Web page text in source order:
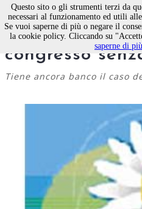
La Margherita
congresso
Tiene ancora banco il caso
Questo sito o gli strumenti terzi da
necessari al funzionamento ed utili
Se vuoi saperne di più o negare il
la cookie policy. Cliccando su
saperne di più